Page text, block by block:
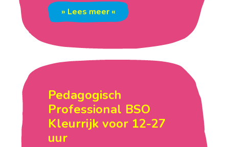
» Lees meer «
Pedagogisch
Professional BSO
Kleurrijk voor 12-27
uur